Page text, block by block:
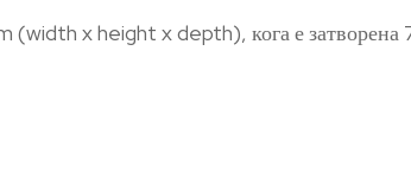
(width x height x depth), кога е